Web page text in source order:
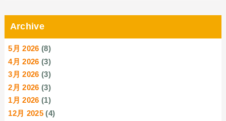
Archive
5月 2026 (8)
4月 2026 (3)
3月 2026 (3)
2月 2026 (3)
1月 2026 (1)
12月 2025 (4)